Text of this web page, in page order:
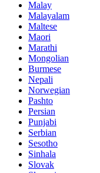
Malay
Malayalam
Maltese
Maori
Marathi
Mongolian
Burmese
Nepali
Norwegian
Pashto
Persian
Punjabi
Serbian
Sesotho
Sinhala
Slovak